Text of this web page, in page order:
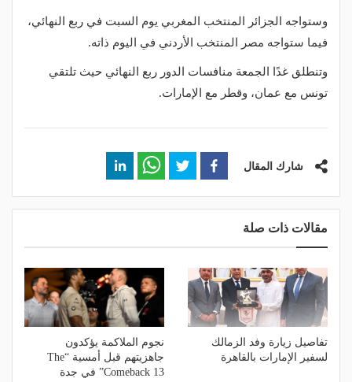
وستواجه الجزائر المنتخب المغربي يوم السبت في ربع النهائي،
فيما ستواجه مصر المنتخب الأردني في اليوم ذاته.
وتنطلق غدًا الجمعة منافسات الدور ربع النهائي حيث تلتقي
تونس مع عمان، وقطر مع الإمارات.
شارك المقال
مقالات ذات صلة
تفاصيل زيارة وفد الزمالك
لسفير الإمارات بالقاهرة
نجوم الملاكمة يؤكدون
جاهزيتهم قبل أمسية “The
Comeback 13” في جدة